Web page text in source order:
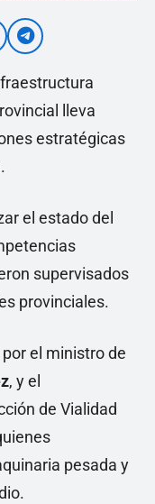
lleva
estratégicas
.
el estado del
supervisados
provinciales.
el ministro de
, y el
de Vialidad
pesada y